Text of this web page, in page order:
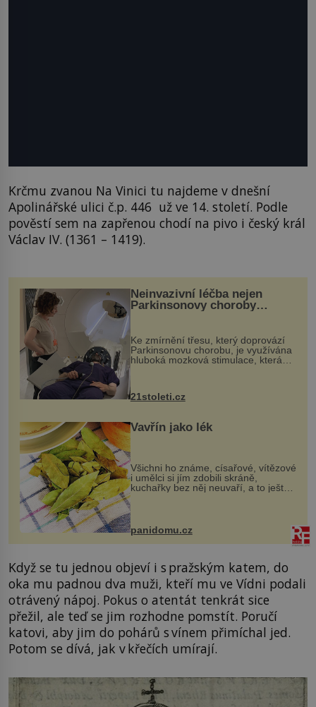
Krčmu zvanou Na Vinici tu najdeme v dnešní
Apolinářské ulici č.p. 446 už ve 14. století. Podle
pověstí sem na zapřenou chodí na pivo i český král
Václav IV. (1361 – 1419).
Neinvazivní léčba nejen
Parkinsonovy choroby
Ke zmírnění třesu, který doprovází
Parkinsonovu chorobu, je využívána
hluboká mozková stimulace, která
však vyžaduje vysoce invazivní
k dostatečně přesnému zacílení ...
21stoleti.cz
Vavřín jako lék
Všichni ho známe, císařové, vítězové
i umělci si jím zdobili skráně,
kuchařky bez něj neuvaří, a to ještě
nevíte, že bobkový list může výrazně
zmírnit některé naše neduhy.
Obsahuje v malém množství ně...
panidomu.cz
Když se tu jednou objeví i s pražským katem, do
oka mu padnou dva muži, kteří mu ve Vídni podali
otrávený nápoj. Pokus o atentát tenkrát sice
přežil, ale teď se jim rozhodne pomstít. Poručí
katovi, aby jim do pohárů s vínem přimíchal jed.
Potom se dívá, jak v křečích umírají.